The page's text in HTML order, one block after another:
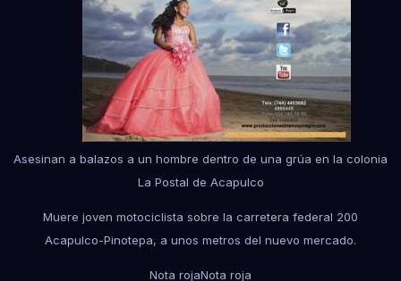
Asesinan a balazos a un hombre dentro de una grúa en la colonia
La Postal de Acapulco
Muere joven motociclista sobre la carretera federal 200
Acapulco-Pinotepa, a unos metros del nuevo mercado.
Nota rojaNota roja